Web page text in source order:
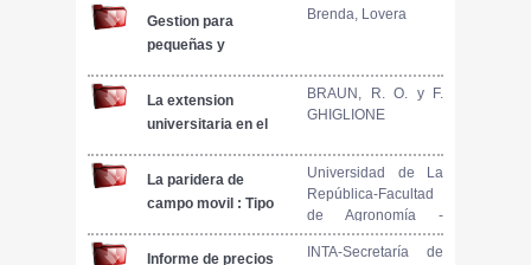
Gestion para
pequeñas y
porcinas.
Planificacion
Brenda, Lovera
La extension
universitaria en el
pymes porcinas
BRAUN, R. O. y F.
GHIGLIONE
La paridera de
campo movil : Tipo
Universidad de La
República-Facultad
de Agronomía -
Centro Regional Sur
Informe de precios
INTA-Secretaría de